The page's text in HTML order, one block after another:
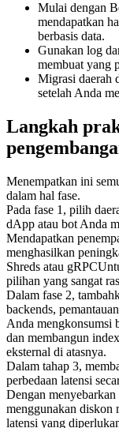
Mulai dengan
mendapatkan
berbasis data.
Gunakan log
membuat yang
Migrasi daerah
setelah Anda
Langkah
Menempatkan ini
dalam hal fase.
Pada fase 1, pilih
dApp atau bot Anda
Mendapatkan
menghasilkan
Shreds atau
pilihan yang sangat
Dalam fase 2,
backends,
Anda mengkonsumsi
dan membangun
eksternal di atasnya.
Dalam tahap 3,
perbedaan latensi
Dengan menyebarkan
menggunakan diskon
latensi yang